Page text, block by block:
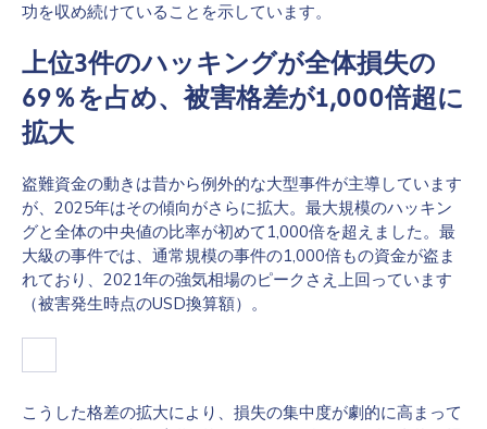
功を収め続けていることを示しています。
上位3件のハッキングが全体損失の
69％を占め、被害格差が1,000倍超に
拡大
盗難資金の動きは昔から例外的な大型事件が主導しています
が、2025年はその傾向がさらに拡大。最大規模のハッキン
グと全体の中央値の比率が初めて1,000倍を超えました。最
大級の事件では、通常規模の事件の1,000倍もの資金が盗ま
れており、2021年の強気相場のピークさえ上回っています
（被害発生時点のUSD換算額）。
こうした格差の拡大により、損失の集中度が劇的に高まって